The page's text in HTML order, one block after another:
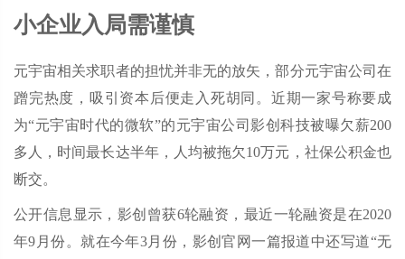
小企业入局需谨慎
元宇宙相关求职者的担忧并非无的放矢，部分元宇宙公司在
蹭完热度，吸引资本后便走入死胡同。近期一家号称要成
为“元宇宙时代的微软”的元宇宙公司影创科技被曝欠薪200
多人，时间最长达半年，人均被拖欠10万元，社保公积金也
断交。
公开信息显示，影创曾获6轮融资，最近一轮融资是在2020
年9月份。就在今年3月份，影创官网一篇报道中还写道“无